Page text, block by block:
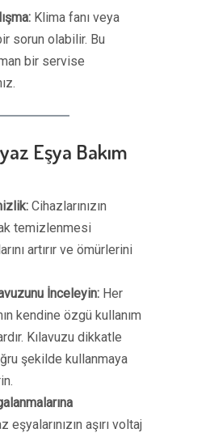
Klima fanı veya
sorun olabilir. Bu
bir servise
Eşya Bakım
Cihazlarınızın
temizlenmesi
artırır ve ömürlerini
İnceleyin: Her
kendine özgü kullanım
Kılavuzu dikkatle
şekilde kullanmaya
eşyalarınızın aşırı voltaj